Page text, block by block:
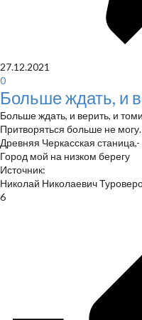
27.12.2021
0
Больше ждать, и
Больше ждать, и верить, и
Притворяться больше не могу.
Древняя Черкасская станица,-
Город мой на низком берегу
Источник:
Николай Николаевич
6